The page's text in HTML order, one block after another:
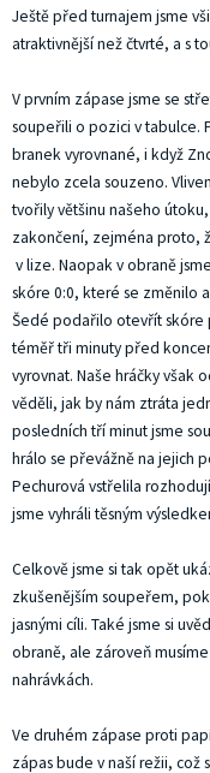
Ještě před turnajem jsme
atraktivnější než čtvrté, a s
V prvním zápase jsme se
soupeřili o pozici v tabulce.
branek vyrovnané, i když
nebylo zcela souzeno.
tvořily většinu našeho
zakončení, zejména proto,
v lize. Naopak v obraně
skóre 0:0, které se změnilo
Šedé podařilo otevřít skóre
téměř tři minuty před
vyrovnat. Naše hráčky však
věděli, jak by nám ztráta
posledních tří minut jsme
hrálo se převážně na jejich
Pechurová vstřelila
jsme vyhráli těsným
Celkově jsme si tak opět
zkušenějším soupeřem,
jasnými cíli. Také jsme si
obraně, ale zároveň
nahrávkách.
Ve druhém zápase proti
zápas bude v naší režii, což